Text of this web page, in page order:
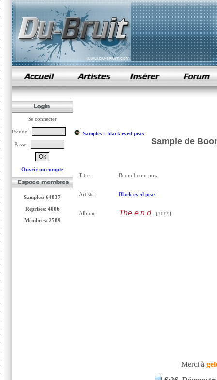
samples de rap
Se connecter
Pseudo :
Passe :
Ouvrir un compte
Samples: 64837
Reprises: 4006
Membres: 2589
Samples» black eyed peas
Sample de
Titre: Boom boom pow
Artiste: Black eyed peas
Album: The e.n.d. [2009]
Merci à